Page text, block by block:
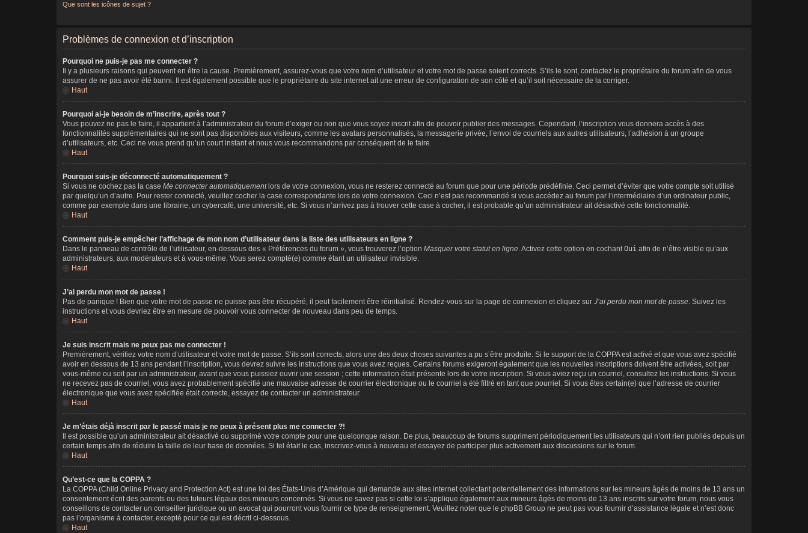
Que sont les icônes de sujet ?
Problèmes de connexion et d’inscription
Pourquoi ne puis-je pas me connecter ?
Il y a plusieurs raisons qui peuvent en être la cause. Premièrement, assurez-vous que votre nom d’utilisateur et votre mot de passe soient corrects. S’ils le sont, contactez le propriétaire du forum afin de vous
assurer de ne pas avoir été banni. Il est également possible que le propriétaire du site internet ait une erreur de configuration de son côté et qu’il soit nécessaire de la corriger.
Haut
Pourquoi ai-je besoin de m’inscrire, après tout ?
Vous pouvez ne pas le faire, il appartient à l’administrateur du forum d’exiger ou non que vous soyez inscrit afin de pouvoir publier des messages. Cependant, l’inscription vous donnera accès à des
fonctionnalités supplémentaires qui ne sont pas disponibles aux visiteurs, comme les avatars personnalisés, la messagerie privée, l’envoi de courriels aux autres utilisateurs, l’adhésion à un groupe
d’utilisateurs, etc. Ceci ne vous prend qu’un court instant et nous vous recommandons par conséquent de le faire.
Haut
Pourquoi suis-je déconnecté automatiquement ?
Si vous ne cochez pas la caseMe connecter automatiquementlors de votre connexion, vous ne resterez connecté au forum que pour une période prédéfinie. Ceci permet d’éviter que votre compte soit utilisé
par quelqu’un d’autre. Pour rester connecté, veuillez cocher la case correspondante lors de votre connexion. Ceci n’est pas recommandé si vous accédez au forum par l’intermédiaire d’un ordinateur public,
comme par exemple dans une librairie, un cybercafé, une université, etc. Si vous n’arrivez pas à trouver cette case à cocher, il est probable qu’un administrateur ait désactivé cette fonctionnalité.
Haut
Comment puis-je empêcher l’affichage de mon nom d’utilisateur dans la liste des utilisateurs en ligne ?
Dans le panneau de contrôle de l’utilisateur, en-dessous des « Préférences du forum », vous trouverez l’optionMasquer votre statut en ligne. Activez cette option en cochantOui afin de n’être visible qu’aux
administrateurs, aux modérateurs et à vous-même. Vous serez compté(e) comme étant un utilisateur invisible.
Haut
J’ai perdu mon mot de passe !
Pas de panique ! Bien que votre mot de passe ne puisse pas être récupéré, il peut facilement être réinitialisé. Rendez-vous sur la page de connexion et cliquez surJ’ai perdu mon mot de passe. Suivez les
instructions et vous devriez être en mesure de pouvoir vous connecter de nouveau dans peu de temps.
Haut
Je suis inscrit mais ne peux pas me connecter !
Premièrement, vérifiez votre nom d’utilisateur et votre mot de passe. S’ils sont corrects, alors une des deux choses suivantes a pu s’être produite. Si le support de la COPPA est activé et que vous avez spécifié
avoir en dessous de 13 ans pendant l’inscription, vous devrez suivre les instructions que vous avez reçues. Certains forums exigeront également que les nouvelles inscriptions doivent être activées, soit par
vous-même ou soit par un administrateur, avant que vous puissiez ouvrir une session ; cette information était présente lors de votre inscription. Si vous aviez reçu un courriel, consultez les instructions. Si vous
ne recevez pas de courriel, vous avez probablement spécifié une mauvaise adresse de courrier électronique ou le courriel a été filtré en tant que pourriel. Si vous êtes certain(e) que l’adresse de courrier
électronique que vous avez spécifiée était correcte, essayez de contacter un administrateur.
Haut
Je m’étais déjà inscrit par le passé mais je ne peux à présent plus me connecter ?!
Il est possible qu’un administrateur ait désactivé ou supprimé votre compte pour une quelconque raison. De plus, beaucoup de forums suppriment périodiquement les utilisateurs qui n’ont rien publiés depuis un
certain temps afin de réduire la taille de leur base de données. Si tel était le cas, inscrivez-vous à nouveau et essayez de participer plus activement aux discussions sur le forum.
Haut
Qu’est-ce que la COPPA ?
La COPPA (Child Online Privacy and Protection Act) est une loi des États-Unis d’Amérique qui demande aux sites internet collectant potentiellement des informations sur les mineurs âgés de moins de 13 ans un
consentement écrit des parents ou des tuteurs légaux des mineurs concernés. Si vous ne savez pas si cette loi s’applique également aux mineurs âgés de moins de 13 ans inscrits sur votre forum, nous vous
conseillons de contacter un conseiller juridique ou un avocat qui pourront vous fournir ce type de renseignement. Veuillez noter que le phpBB Group ne peut pas vous fournir d’assistance légale et n’est donc
pas l’organisme à contacter, excepté pour ce qui est décrit ci-dessous.
Haut